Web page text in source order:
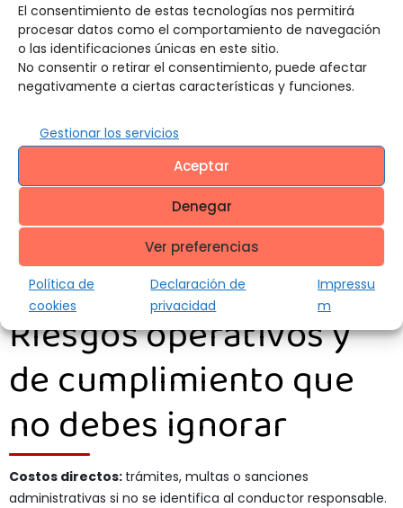
El consentimiento de estas tecnologías nos permitirá
procesar datos como el comportamiento de navegación
o las identificaciones únicas en este sitio.
No consentir o retirar el consentimiento, puede afectar
negativamente a ciertas características y funciones.
Gestionar los servicios
Aceptar
Denegar
Ver preferencias
Política de
cookies
Declaración de
privacidad
Impressu
m
Riesgo bajo LISTO
Riesgos operativos y
de cumplimiento que
no debes ignorar
Costos directos: trámites, multas o sanciones
administrativas si no se identifica al conductor responsable.